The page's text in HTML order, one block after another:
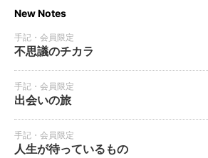
New Notes
手記・会員限定
不思議のチカラ
手記・会員限定
出会いの旅
手記・会員限定
人生が待っているもの